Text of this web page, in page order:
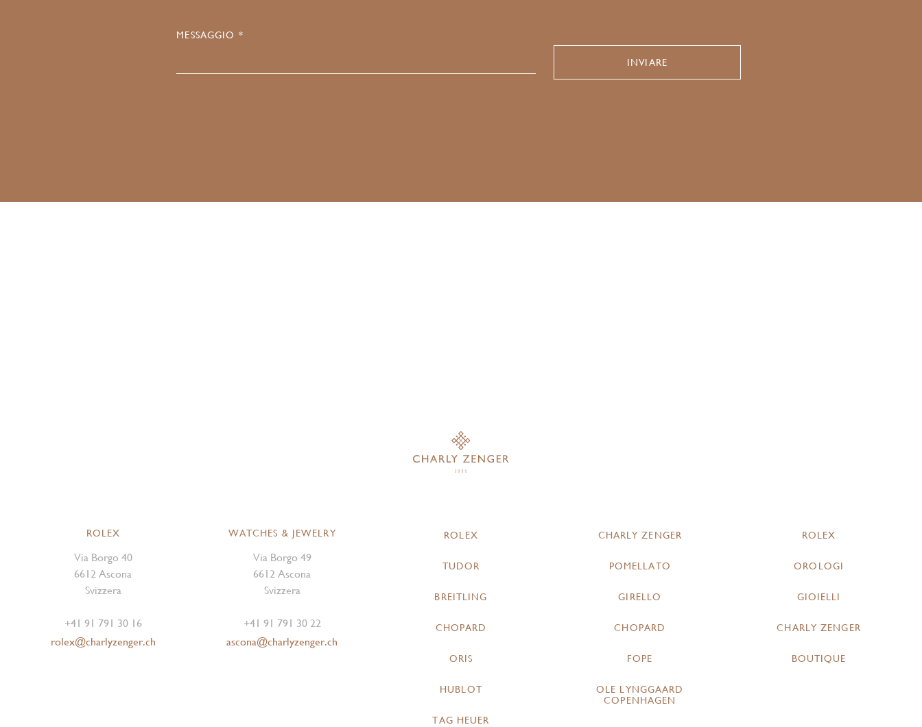
MESSAGGIO *
ROLEX
Via Borgo 40
6612 Ascona
Svizzera
+41 91 791 30 16
rolex@charlyzenger.ch
WATCHES & JEWELRY
Via Borgo 49
6612 Ascona
Svizzera
+41 91 791 30 22
ascona@charlyzenger.ch
ROLEX
TUDOR
BREITLING
CHOPARD
ORIS
HUBLOT
TAG HEUER
CHARLY ZENGER
POMELLATO
GIRELLO
CHOPARD
FOPE
OLE LYNGGAARD
COPENHAGEN
ROLEX
OROLOGI
GIOIELLI
CHARLY ZENGER
BOUTIQUE